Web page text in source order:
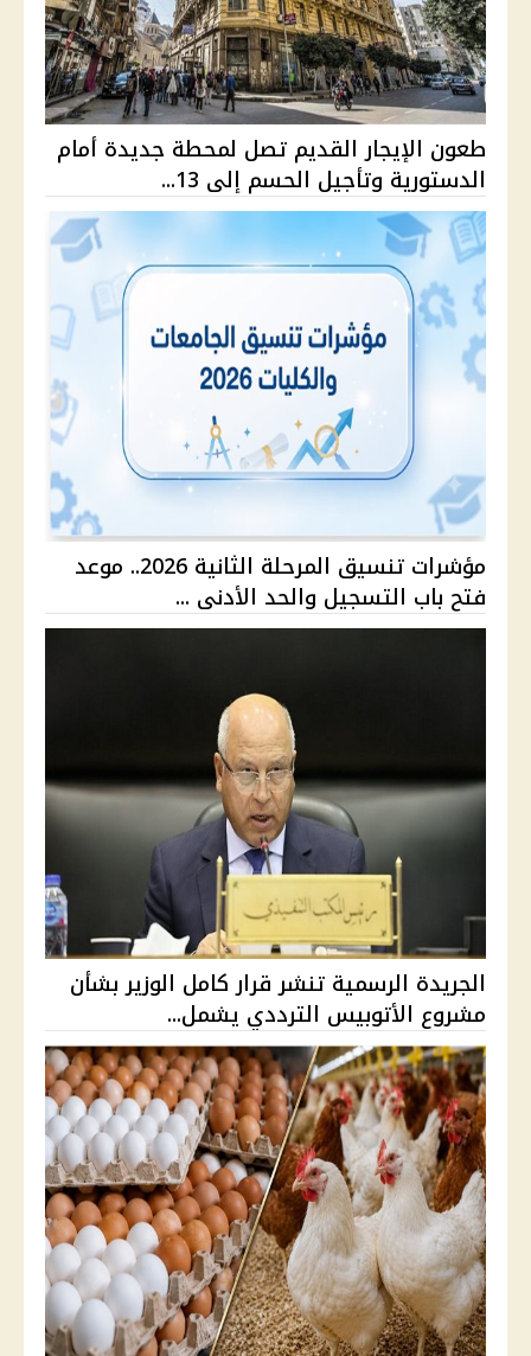
طعون الإيجار القديم تصل لمحطة جديدة أمام
الدستورية وتأجيل الحسم إلى 13...
مؤشرات تنسيق المرحلة الثانية 2026.. موعد
فتح باب التسجيل والحد الأدنى ...
الجريدة الرسمية تنشر قرار كامل الوزير بشأن
مشروع الأتوبيس الترددي يشمل...